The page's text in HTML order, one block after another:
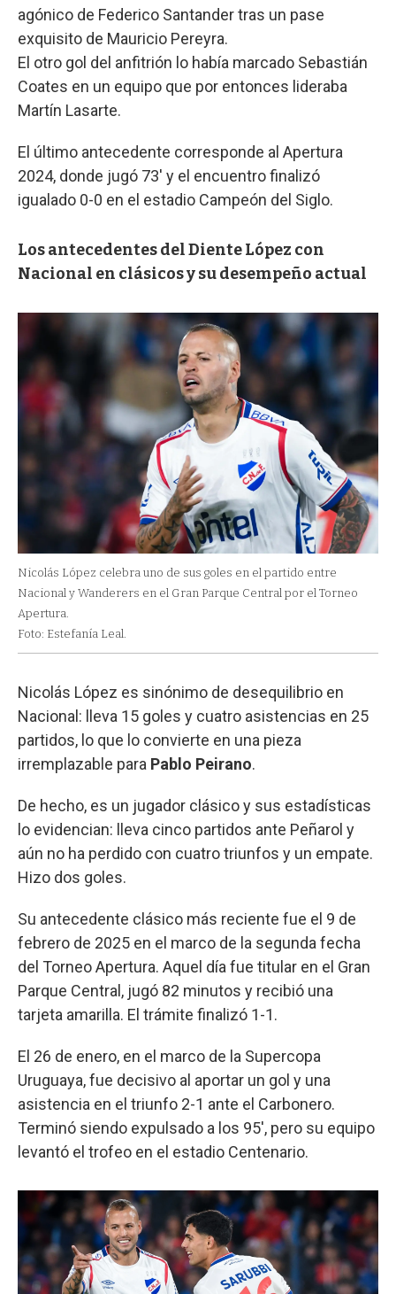
agónico de Federico Santander tras un pase
exquisito de Mauricio Pereyra.
El otro gol del anfitrión lo había marcado Sebastián
Coates en un equipo que por entonces lideraba
Martín Lasarte.
El último antecedente corresponde al Apertura
2024, donde jugó 73' y el encuentro finalizó
igualado 0-0 en el estadio Campeón del Siglo.
Los antecedentes del Diente López con
Nacional en clásicos y su desempeño actual
Nicolás López celebra uno de sus goles en el partido entre
Nacional y Wanderers en el Gran Parque Central por el Torneo
Apertura.
Foto: Estefanía Leal.
Nicolás López es sinónimo de desequilibrio en
Nacional: lleva 15 goles y cuatro asistencias en 25
partidos, lo que lo convierte en una pieza
irremplazable para Pablo Peirano.
De hecho, es un jugador clásico y sus estadísticas
lo evidencian: lleva cinco partidos ante Peñarol y
aún no ha perdido con cuatro triunfos y un empate.
Hizo dos goles.
Su antecedente clásico más reciente fue el 9 de
febrero de 2025 en el marco de la segunda fecha
del Torneo Apertura. Aquel día fue titular en el Gran
Parque Central, jugó 82 minutos y recibió una
tarjeta amarilla. El trámite finalizó 1-1.
El 26 de enero, en el marco de la Supercopa
Uruguaya, fue decisivo al aportar un gol y una
asistencia en el triunfo 2-1 ante el Carbonero.
Terminó siendo expulsado a los 95', pero su equipo
levantó el trofeo en el estadio Centenario.